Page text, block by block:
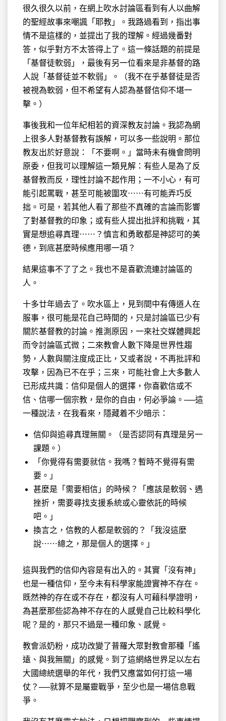
很久很久以前，在網上吹水討論區看到有人以曲解
的聖經故事來嘲諷「耶教」。我路過看到，指出事
情不是這樣的，並提出了我的理解。經過幾番對
答，似乎對方不太答得上了。這一條話題的前提是
「基督徒軟弱」，最後有另一位看來是非基督的路
人說「基督徒並不軟弱」。（我不在乎基督徒是否
被視為軟弱，但不希望有人認為基督信仰不堪一
擊。）
事後我和一位年紀相若的資深教友討論。我認為網
上很多人對基督教有誤解，可以多一些說明。那位
教友出於好意說：「不要啊。」當時未有機會問明
原委，但我可以理解這一類見解：有些人是為了反
基督教而反，理性討論不起作用；一不小心，有可
能引起罵戰，甚至可能被圍攻⋯⋯有可能弄巧反
拙。可是，若其他人看了那些不真確的言論而影響
了對基督教的印象；或有些人提出批評和挑戰，其
實是想追尋真理⋯⋯？慎言和勇敢都是神認可的美
德，到底甚麼時候應用哪一項？
結果這事不了了之。我也不是喜歡流連討論區的
人。
十多廿年過去了。吹水區上，見到間中有傳道人在
服事，很可能是花自己時間的，只是討論區已少有
關於基督教的討論。推測原因，一來社交媒體興起
而令討論區式微；二來教會人數下降是世界性趨
勢，人數與關注度成正比，又或者說，不再批評和
攻擊，因為已不在乎；三來，可能社會上大多數人
已形成共識：信仰是個人的選擇，你喜歡信或不
信、信哪一個宗教，是你的自由，何必爭論。──這
一種說法，在我看來，隱藏着不少暗示：
信仰與追尋真理無關。（是否認同有真理是另一
課題。）
「你覺得有需要就信。我嗎？暫時不覺得有需
要。」
甚麼是「需要相信」的時候？「應該是軟弱、遇
挫折，需要尋找支援系統或心靈依託的時候
吧。」
換言之，信教的人都是軟弱的？「我沒這麼
說⋯⋯總之，那是個人的選擇。」
這與我們的信仰內容是有出入的。其實「沒有神」
也是一種信仰，至今未有科學家能證實神不存在。
既然神的存在或不存在，都沒有人可藉科學證明，
為甚麼那些認為神不存在的人感覺自己比較科學化
呢？是的，那只不過是一種印象、感覺。
教會派奶粉，成功改變了普羅大眾對教會那種「遙
遠、與我無關」的感覺。到了這網絡世界足以左右
大國總統選舉的年代，我們又應當如何打這一場
仗？──就算不是屬靈戰爭，至少也是一場信息戰
爭。